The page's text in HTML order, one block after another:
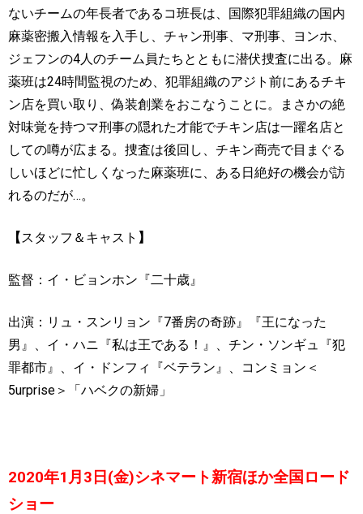
ないチームの年長者であるコ班長は、国際犯罪組織の国内
麻薬密搬入情報を入手し、チャン刑事、マ刑事、ヨンホ、
ジェフンの4人のチーム員たちとともに潜伏捜査に出る。麻
薬班は24時間監視のため、犯罪組織のアジト前にあるチキ
ン店を買い取り、偽装創業をおこなうことに。まさかの絶
対味覚を持つマ刑事の隠れた才能でチキン店は一躍名店と
しての噂が広まる。捜査は後回し、チキン商売で目まぐる
しいほどに忙しくなった麻薬班に、ある日絶好の機会が訪
れるのだが…。
【スタッフ＆キャスト 】
監督：イ・ビョンホン『二十歳』
出演：リュ・スンリョン『7番房の奇跡』『王になった
男』、イ・ハニ『私は王である！』、チン・ソンギュ『犯
罪都市』、 イ・ドンフィ『ベテラン』、コンミョン＜
5urprise ＞「ハベクの新婦」
2020年1 月 3 日 (金)シネマート新宿ほか全国ロード
ショー